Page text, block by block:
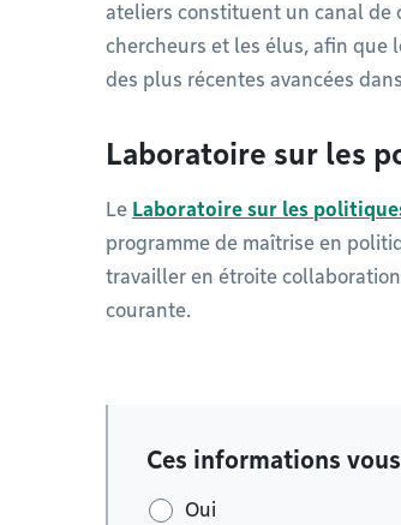
ateliers constituent un canal de
chercheurs et les élus, afin que
des plus récentes avancées
Laboratoire sur les
Le Laboratoire sur les
programme de maîtrise en
travailler en étroite
courante.
Ces informations
Oui